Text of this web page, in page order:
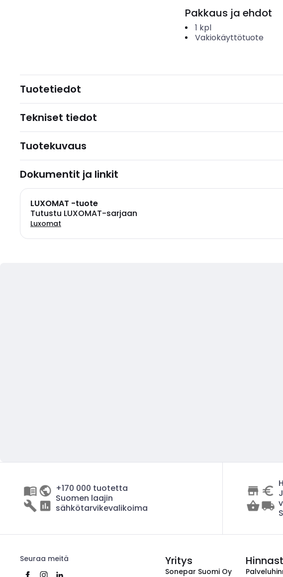
Pakkaus ja ehdot
1 kpl
Vakiokäyttötuote
Tuotetiedot
Tekniset tiedot
Tuotekuvaus
Dokumentit ja linkit
LUXOMAT -tuote
Tutustu LUXOMAT-sarjaan
Luxomat
+170 000 tuotetta
Suomen laajin
sähkötarvikevalikoima
Seuraa meitä Yritys
Sonepar Suomi Oy